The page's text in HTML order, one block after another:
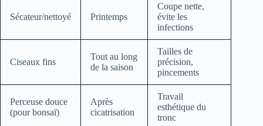
Sécateur/nettoyé Printemps
Coupe nette,
évite les
infections
Ciseaux fins
Tout au long
de la saison
Tailles de
précision,
pincements
Perceuse douce
(pour bonsaï)
Après
cicatrisation
Travail
esthétique du
tronc